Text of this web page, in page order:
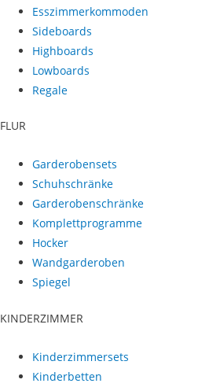
Esszimmerkommoden
Sideboards
Highboards
Lowboards
Regale
FLUR
Garderobensets
Schuhschränke
Garderobenschränke
Komplettprogramme
Hocker
Wandgarderoben
Spiegel
KINDERZIMMER
Kinderzimmersets
Kinderbetten